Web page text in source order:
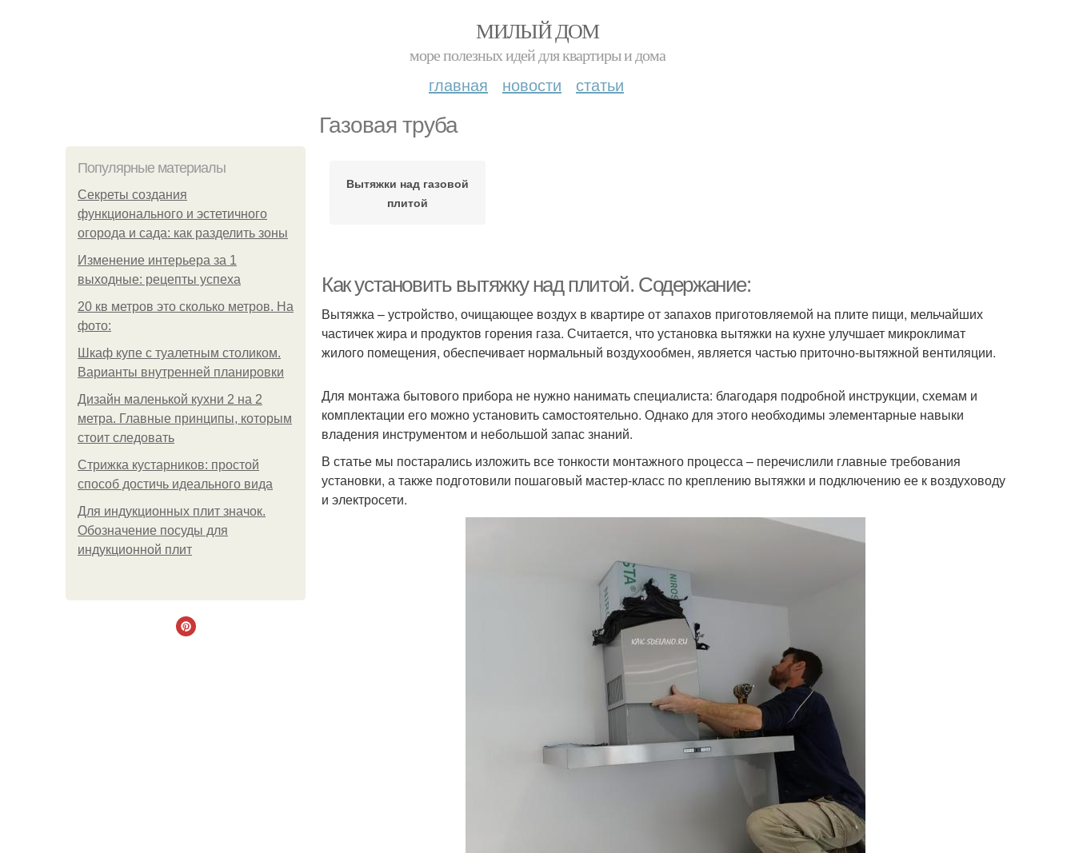
МИЛЫЙ ДОМ
море полезных идей для квартиры и дома
главная новости статьи
Газовая труба
Популярные материалы
Секреты создания
функционального и эстетичного
огорода и сада: как разделить зоны
Изменение интерьера за 1
выходные: рецепты успеха
20 кв метров это сколько метров. На
фото:
Шкаф купе с туалетным столиком.
Варианты внутренней планировки
Дизайн маленькой кухни 2 на 2
метра. Главные принципы, которым
стоит следовать
Стрижка кустарников: простой
способ достичь идеального вида
Для индукционных плит значок.
Обозначение посуды для
индукционной плит
Вытяжки над газовой
плитой
Как установить вытяжку над плитой. Содержание:
Вытяжка – устройство, очищающее воздух в квартире от запахов приготовляемой на плите пищи, мельчайших
частичек жира и продуктов горения газа. Считается, что установка вытяжки на кухне улучшает микроклимат
жилого помещения, обеспечивает нормальный воздухообмен, является частью приточно-вытяжной вентиляции.
Для монтажа бытового прибора не нужно нанимать специалиста: благодаря подробной инструкции, схемам и
комплектации его можно установить самостоятельно. Однако для этого необходимы элементарные навыки
владения инструментом и небольшой запас знаний.
В статье мы постарались изложить все тонкости монтажного процесса – перечислили главные требования
установки, а также подготовили пошаговый мастер-класс по креплению вытяжки и подключению ее к воздуховоду
и электросети.